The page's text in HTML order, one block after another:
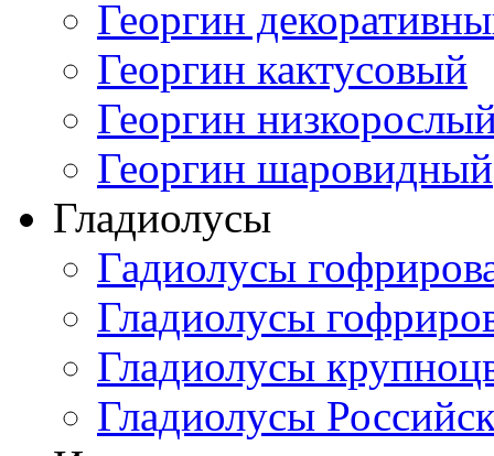
Георгин
Георгин кактусовый
Георгин
Георгин шаровидный
Гладиолусы
Гадиолусы
Гладиолусы
Гладиолусы
Гладиолусы